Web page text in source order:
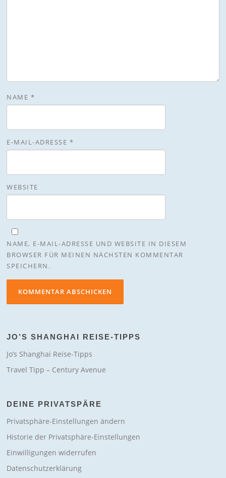
NAME *
E-MAIL-ADRESSE *
WEBSITE
NAME, E-MAIL-ADRESSE UND WEBSITE IN DIESEM
BROWSER FÜR MEINEN NÄCHSTEN KOMMENTAR
SPEICHERN.
JO’S SHANGHAI REISE-TIPPS
Jo’s Shanghai Reise-Tipps
Travel Tipp – Century Avenue
DEINE PRIVATSPÄRE
Privatsphäre-Einstellungen ändern
Historie der Privatsphäre-Einstellungen
Einwilligungen widerrufen
Datenschutzerklärung